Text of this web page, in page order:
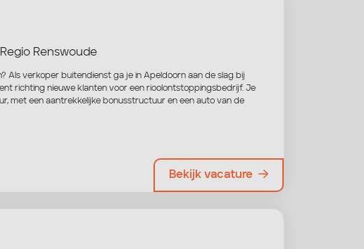
Regio Renswoude
Als verkoper buitendienst ga je in Apeldoorn aan de slag bij
richting nieuwe klanten voor een rioolontstoppingsbedrijf. Je
met een aantrekkelijke bonusstructuur en een auto van de
Bekijk vacature